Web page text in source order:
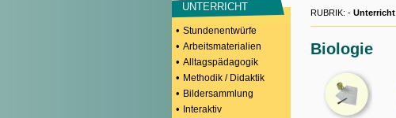
UNTERRICHT
• Stundenentwürfe
• Arbeitsmaterialien
• Alltagspädagogik
• Methodik / Didaktik
• Bildersammlung
• Interaktiv
RUBRIK: - Unterricht
Biologie